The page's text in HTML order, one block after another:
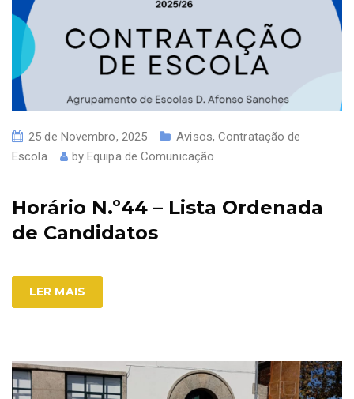
25 de Novembro, 2025 Avisos,Contratação de
Escola
byEquipa de Comunicação
Horário N.º44 – Lista Ordenada
de Candidatos
LER MAIS